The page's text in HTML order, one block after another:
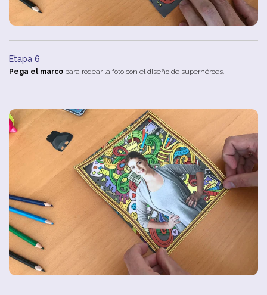
Etapa 6
Pega el marco para rodear la foto con el diseño de superhéroes.